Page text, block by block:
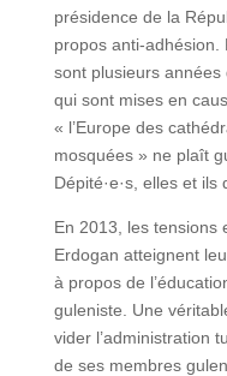
présidence de la
propos anti-adhésion.
sont plusieurs
qui sont mises en
« l’Europe des
mosquées » ne plaît
Dépité·e·s, elles et ils
En 2013, les tensions
Erdogan atteignent
à propos de
guleniste. Une
vider l’administration
de ses membres